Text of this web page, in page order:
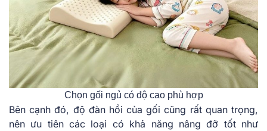
Chọn gối ngủ có độ cao phù hợp
Bên cạnh đó, độ đàn hồi của gối cũng rất quan trọng,
nên ưu tiên các loại có khả năng nâng đỡ tốt như